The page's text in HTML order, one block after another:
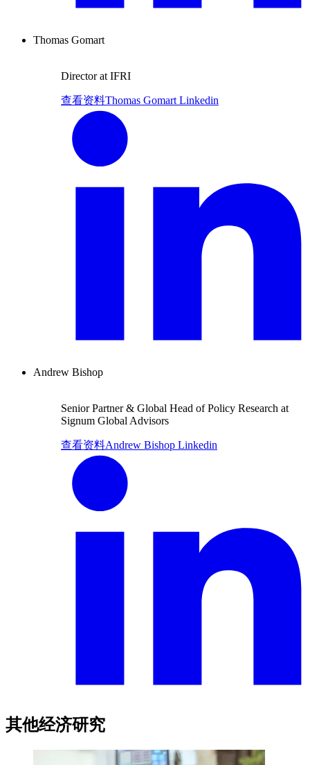
Thomas Gomart
Director at IFRI
查看资料Thomas Gomart Linkedin
Andrew Bishop
Senior Partner & Global Head of Policy Research at
Signum Global Advisors
查看资料Andrew Bishop Linkedin
其他经济研究